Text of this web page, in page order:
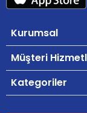
Kurumsal
Müşteri
Kategoriler